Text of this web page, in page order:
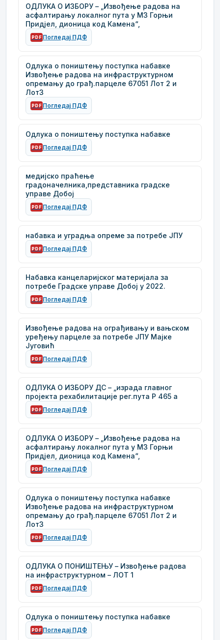
ОДЛУКА О ИЗБОРУ – „Извођење радова на
асфалтирању локалног пута у МЗ Горњи
Придјел, дионица код Камена“,
PDF Погледај ПДФ
Одлука о поништењу поступка набавке
Извођење радова на инфраструктурном
опремању до грађ.парцеле 67051 Лот 2 и
Лот3
PDF Погледај ПДФ
Одлука о поништењу поступка набавке
PDF Погледај ПДФ
медијско праћење
градоначелника,представника градске
управе Добој
PDF Погледај ПДФ
набавка и уградња опреме за потребе ЈПУ
PDF Погледај ПДФ
Набавка канцеларијског материјала за
потребе Градске управе Добој у 2022.
PDF Погледај ПДФ
Извођење радова на ограђивању и вањском
уређењу парцеле за потребе ЈПУ Мајке
Југовић
PDF Погледај ПДФ
ОДЛУКА О ИЗБОРУ ДС – „израда главног
пројекта рехабилитације рег.пута Р 465 а
PDF Погледај ПДФ
ОДЛУКА О ИЗБОРУ – „Извођење радова на
асфалтирању локалног пута у МЗ Горњи
Придјел, дионица код Камена“,
PDF Погледај ПДФ
Одлука о поништењу поступка набавке
Извођење радова на инфраструктурном
опремању до грађ.парцеле 67051 Лот 2 и
Лот3
PDF Погледај ПДФ
ОДЛУКА О ПОНИШТЕЊУ – Извођење радова
на инфраструктурном – ЛОТ 1
PDF Погледај ПДФ
Одлука о поништењу поступка набавке
PDF Погледај ПДФ